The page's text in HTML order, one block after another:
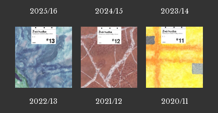
2025/16 2024/15 2023/14
2022/13 2021/12 2020/11